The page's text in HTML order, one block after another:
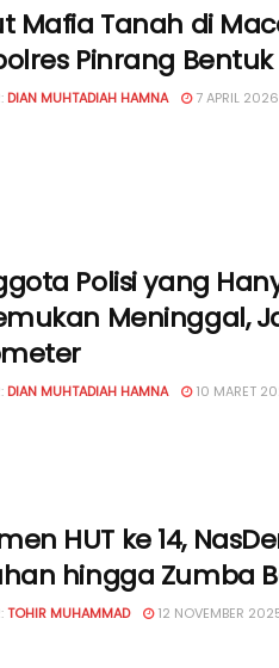
Mafia Tanah di
Pinrang
DIAN MUHTADIAH HAMNA 7 APRIL 2026
Polisi yang
Meninggal,
DIAN MUHTADIAH HAMNA 10 MARET
HUT ke 14,
hingga Zumba
TOHIR MUHAMMAD 12 NOVEMBER